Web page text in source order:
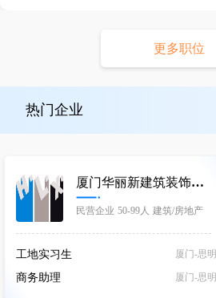
更多职位
热门企业
厦门华丽新建筑装饰集团有限公司
民营企业 50-99人 建筑/房地产
工地实习生 厦门-思明
商务助理 厦门-思明